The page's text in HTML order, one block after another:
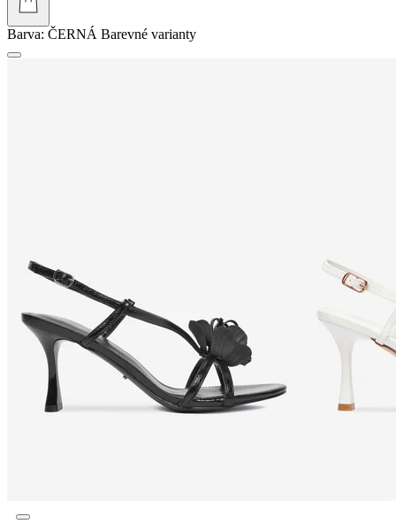
Barva: ČERNÁ Barevné varianty